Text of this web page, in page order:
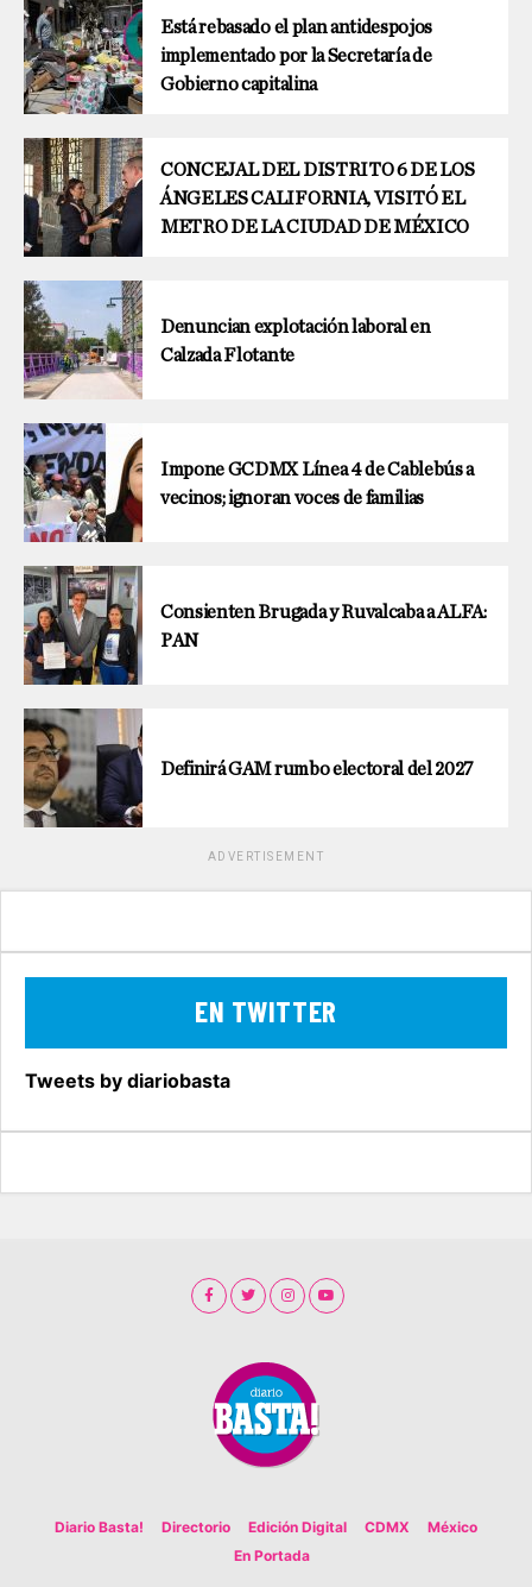
Está rebasado el plan antidespojos
implementado por la Secretaría de
Gobierno capitalina
CONCEJAL DEL DISTRITO 6 DE LOS
ÁNGELES CALIFORNIA, VISITÓ EL
METRO DE LA CIUDAD DE MÉXICO
Denuncian explotación laboral en
Calzada Flotante
Impone GCDMX Línea 4 de Cablebús a
vecinos; ignoran voces de familias
Consienten Brugada y Ruvalcaba a ALFA:
PAN
Definirá GAM rumbo electoral del 2027
ADVERTISEMENT
EN TWITTER
Tweets by diariobasta
Diario Basta! Directorio Edición Digital CDMX
México
En Portada